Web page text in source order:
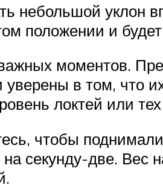
небольшой уклон
положении и
моментов.
уверены в том, что
локтей или
чтобы
секунду-две. Вес